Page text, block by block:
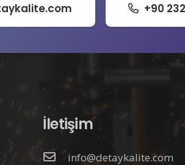
+90
İletişim
info@detaykalite.com